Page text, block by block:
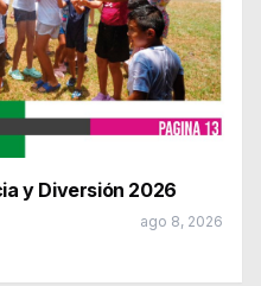
y Diversión 2026
ago 8, 2026